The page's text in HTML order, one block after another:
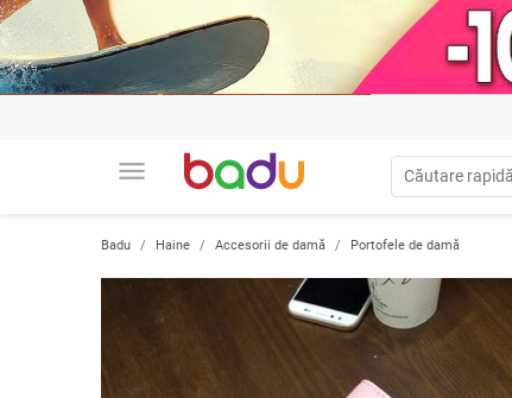
menu
Badu Haine Accesorii de damă Portofele de damă